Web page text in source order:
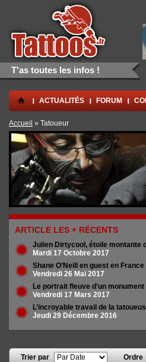
Aller au contenu principal
Skip to navigation
T'as toutes les infos !
. ACTUALITÉS FORUM
Vous êtes ici
Accueil » Tatoueur
ARTICLE LES + RÉCENTS
Julien Dirtycool, étoile montante
Mardi 17 Octobre 2017
Shane O’Neill en guest en France
Vendredi 26 Mai 2017
Le portrait fleuve d’un monument
Vendredi 17 Mars 2017
L’incroyable travail de la
Jeudi 29 Décembre 2016
Trier par Ordre